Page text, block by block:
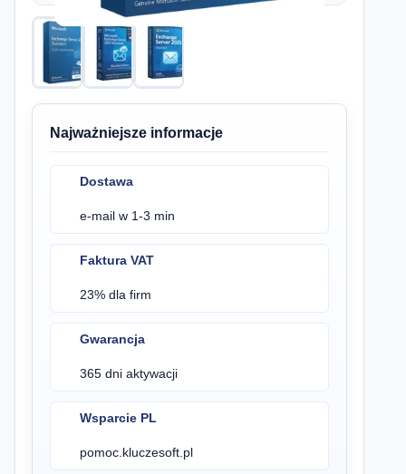
Najważniejsze informacje
Dostawa
e-mail w 1-3 min
Faktura VAT
23% dla firm
Gwarancja
365 dni aktywacji
Wsparcie PL
pomoc.kluczesoft.pl